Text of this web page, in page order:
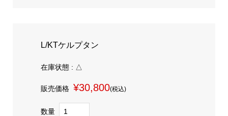
L/KTケルプタン
在庫状態 : △
販売価格 ¥30,800(税込)
数量